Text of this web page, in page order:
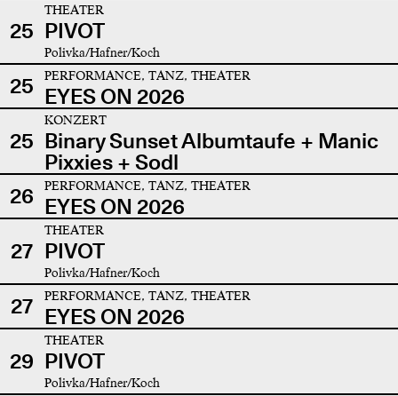
25
THEATER
PIVOT
Polivka/Hafner/Koch
25 PERFORMANCE, TANZ, THEATER
EYES ON 2026
25
KONZERT
Binary Sunset Albumtaufe + Manic
Pixxies + Sodl
26
PERFORMANCE, TANZ, THEATER
EYES ON 2026
27
THEATER
PIVOT
Polivka/Hafner/Koch
27 PERFORMANCE, TANZ, THEATER
EYES ON 2026
29
THEATER
PIVOT
Polivka/Hafner/Koch